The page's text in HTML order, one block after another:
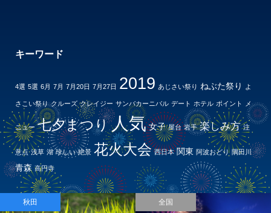
キーワード
4選 5選 6月 7月 7月20日 7月27日 2019 あじさい祭り ねぶた祭り よ
さこい祭り クルーズ クレイジー サンバカーニバル デート ホテル ポイント メ
ニュー 七夕まつり人気 女子 屋台 岩手 楽しみ方 注
意点 浅草 湖 珍しい 絶景 花火大会 西日本 関東 阿波おどり 隅田川
青森 高円寺
秋田 全国